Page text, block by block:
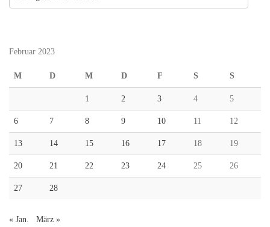
Februar 2023
M D M D F S S
1 2 3 4 5
6 7 8 9 10 11 12
13 14 15 16 17 18 19
20 21 22 23 24 25 26
27 28
« Jan. März »